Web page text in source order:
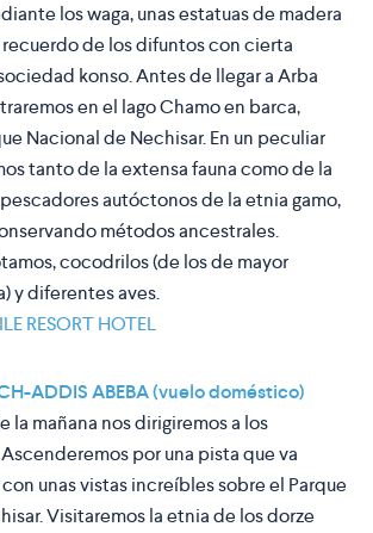
los waga, unas estatuas de madera
de los difuntos con cierta
konso. Antes de llegar a Arba
en el lago Chamo en barca,
Nacional de Nechisar. En un peculiar
tanto de la extensa fauna como de la
autóctonos de la etnia gamo,
métodos ancestrales.
cocodrilos (de los de mayor
y diferentes aves.
RESORT HOTEL
ADDIS ABEBA (vuelo doméstico)
la mañana nos dirigiremos a los
por una pista que va
unas vistas increíbles sobre el Parque
Visitaremos la etnia de los dorze